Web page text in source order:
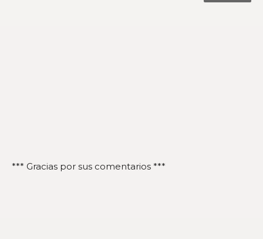
*** Gracias por sus comentarios ***